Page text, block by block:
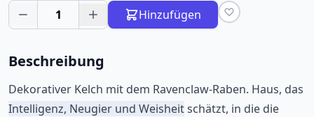
1 Hinzufügen
Beschreibung
Dekorativer Kelch mit dem Ravenclaw-Raben. Haus, das
Intelligenz, Neugier und Weisheitschätzt, in die die